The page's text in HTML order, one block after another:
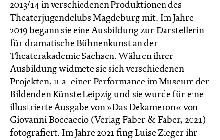
2013/14 in verschiedenen Produktionen des
Theaterjugendclubs Magdeburg mit. Im Jahre
2019 begann sie eine Ausbildung zur Darstellerin
für dramatische Bühnenkunst an der
Theaterakademie Sachsen. Währen ihrer
Ausbildung widmete sie sich verschiedenen
Projekten, u.a. einer Performance im Museum der
Bildenden Künste Leipzig und sie wurde für eine
illustrierte Ausgabe von »Das Dekameron« von
Giovanni Boccaccio (Verlag Faber & Faber, 2021)
fotografiert. Im Jahre 2021 fing Luise Zieger ihr